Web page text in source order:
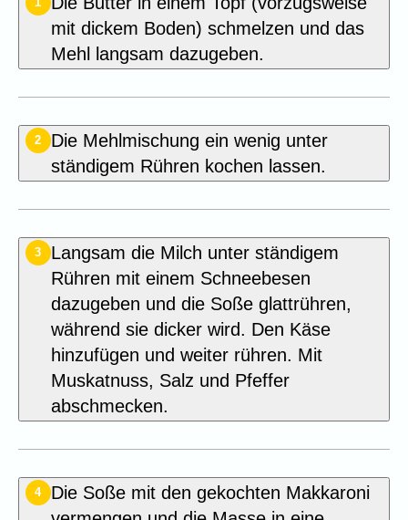
mit dickem Boden) schmelzen und das
Mehl langsam dazugeben.
2
Die Mehlmischung ein wenig unter
ständigem Rühren kochen lassen.
3
Langsam die Milch unter ständigem
Rühren mit einem Schneebesen
dazugeben und die Soße glattrühren,
während sie dicker wird. Den Käse
hinzufügen und weiter rühren. Mit
Muskatnuss, Salz und Pfeffer
abschmecken.
4
Die Soße mit den gekochten Makkaroni